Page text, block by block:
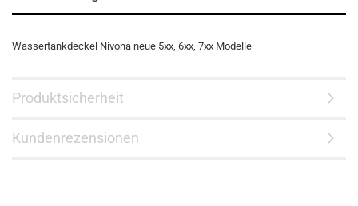
Wassertankdeckel Nivona neue 5xx, 6xx, 7xx Modelle
Produktsicherheit
Kundenrezensionen